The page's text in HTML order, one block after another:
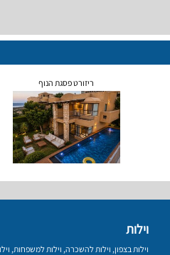
ריזורט פסגת הנוף
וילות
וילות בצפון, וילות להשכרה, וילות למשפחות,